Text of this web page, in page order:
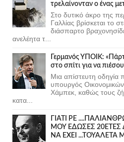
τρελαίνονταν ο ένας
Στο δυτικό άκρο της
Γαλλίας βρίσκεται το
διάσπαρτο
ανελέητα τ...
Γερμανός ΥΠΟΙΚ:
στο σπίτι για να
Μια απίστευτη οδηγία
υπουργός
Χάμπεκ, καθώς τους
κατα...
ΓΙΑΤΙ ΡΕ
ΜΟΥ ΕΔΩΣΕΣ 20ΕΤΕΣ
ΝΑ ΕΧΕΙ ...ΤΟΥΑΛΕΤΑ